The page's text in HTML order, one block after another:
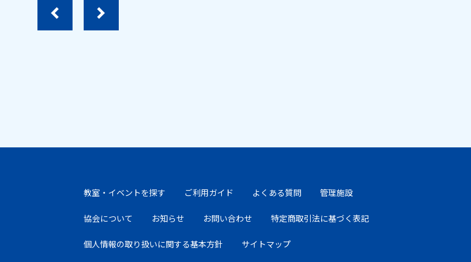
教室・イベントを探す ご利用ガイド よくある質問 管理施設
協会について お知らせ お問い合わせ 特定商取引法に基づく表記
個人情報の取り扱いに関する基本方針 サイトマップ